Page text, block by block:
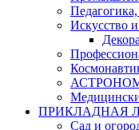
Искусство
ПРИКЛАДНАЯ
Сад и